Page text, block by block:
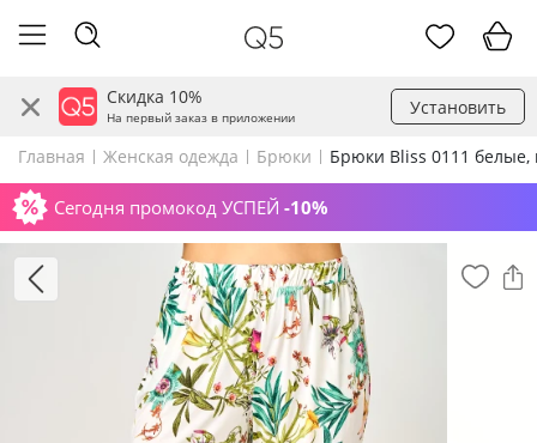
Скидка 10%
На первый заказ в приложении Установить
Главная Женская одежда Брюки Брюки Bliss 0111 белые,
Сегодня промокод УСПЕЙ -10%